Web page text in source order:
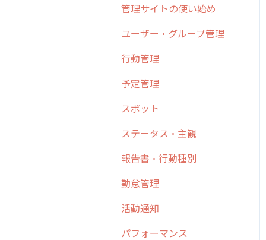
ついて
4. cyzen利用前の準備：シ
テム管理者編
6. 基本的な使い方：ユー
問集
管理サイトの使い始め
ユーザー・グループ管理
行動管理
予定管理
スポット
ステータス・主観
報告書・行動種別
勤怠管理
活動通知
パフォーマンス